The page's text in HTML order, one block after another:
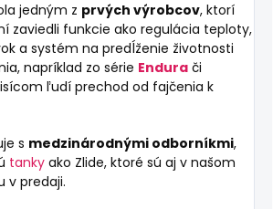
jedným z prvých výrobcov, ktorí
zaviedli funkcie ako regulácia teploty,
a systém na predĺženie životnosti
napríklad zo série Endura či
ľudí prechod od fajčenia k
s medzinárodnými odborníkmi,
tanky ako Zlide, ktoré sú aj v našom
v predaji.